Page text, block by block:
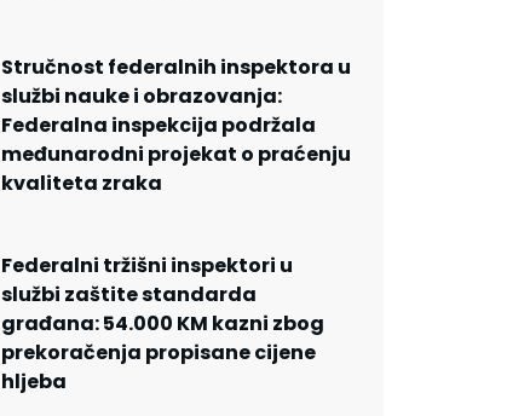
Stručnost federalnih inspektora u
službi nauke i obrazovanja:
Federalna inspekcija podržala
međunarodni projekat o praćenju
kvaliteta zraka
Federalni tržišni inspektori u
službi zaštite standarda
građana: 54.000 KM kazni zbog
prekoračenja propisane cijene
hljeba